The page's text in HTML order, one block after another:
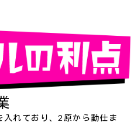
れており、2原から動仕ま